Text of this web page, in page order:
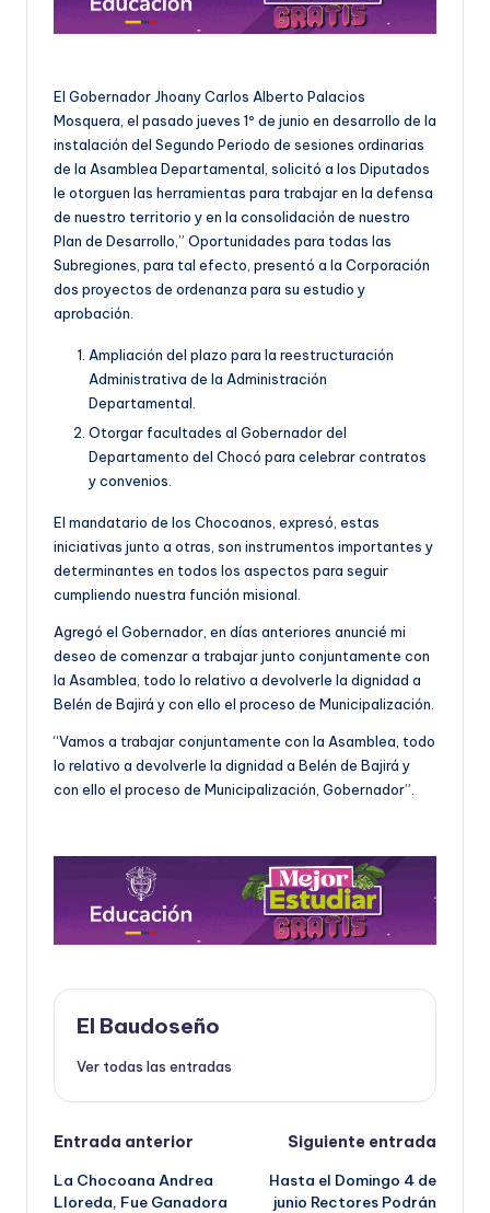
El Gobernador Jhoany Carlos Alberto Palacios
Mosquera, el pasado jueves 1º de junio en desarrollo de la
instalación del Segundo Periodo de sesiones ordinarias
de la Asamblea Departamental, solicitó a los Diputados
le otorguen las herramientas para trabajar en la defensa
de nuestro territorio y en la consolidación de nuestro
Plan de Desarrollo,” Oportunidades para todas las
Subregiones, para tal efecto, presentó a la Corporación
dos proyectos de ordenanza para su estudio y
aprobación.
Ampliación del plazo para la reestructuración
Administrativa de la Administración
Departamental.
Otorgar facultades al Gobernador del
Departamento del Chocó para celebrar contratos
y convenios.
El mandatario de los Chocoanos, expresó, estas
iniciativas junto a otras, son instrumentos importantes y
determinantes en todos los aspectos para seguir
cumpliendo nuestra función misional.
Agregó el Gobernador, en días anteriores anuncié mi
deseo de comenzar a trabajar junto conjuntamente con
la Asamblea, todo lo relativo a devolverle la dignidad a
Belén de Bajirá y con ello el proceso de Municipalización.
“Vamos a trabajar conjuntamente con la Asamblea, todo
lo relativo a devolverle la dignidad a Belén de Bajirá y
con ello el proceso de Municipalización, Gobernador”.
El Baudoseño
Ver todas las entradas
Navegación
de
Entrada anterior
La Chocoana Andrea
Lloreda, Fue Ganadora
Siguiente entrada
Hasta el Domingo 4 de
junio Rectores Podrán